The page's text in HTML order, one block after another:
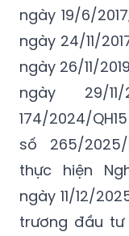
ngày 19/6/
ngày 24/11/
ngày 26/11/
ngày 29/
174/2024/
số 265/2025/
thực hiện
ngày 11/12/
trương đầu tư